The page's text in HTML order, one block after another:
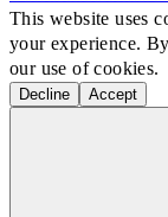
This website uses
your experience.
our use of cookies.
Decline Accept